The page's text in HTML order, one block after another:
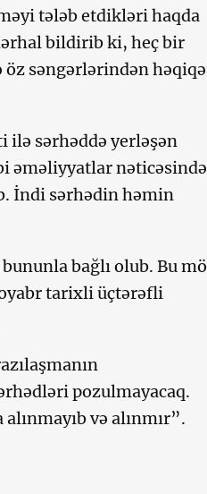
tələb etdikləri haqda
bildirib ki, heç bir
öz səngərlərindən
ilə sərhəddə yerləşən
əməliyyatlar nəticəsində
İndi sərhədin həmin
bağlı olub. Bu
tarixli üçtərəfli
pozulmayacaq.
və alınmır”.